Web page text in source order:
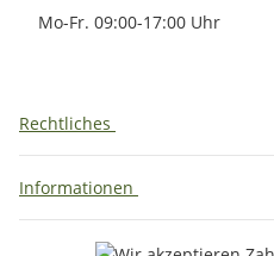
Mo-Fr. 09:00-17:00 Uhr
Rechtliches
Informationen